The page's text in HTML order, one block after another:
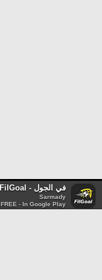
في الجول - FilGoal
Sarmady
FREE - In Google Play